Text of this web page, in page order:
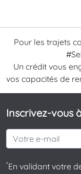
Pour les trajets
Un crédit vous
vos capacités de
Inscrivez-vous
*En validant votre